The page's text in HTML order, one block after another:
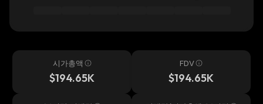
시가총액
$194.65K
FDV
$194.65K